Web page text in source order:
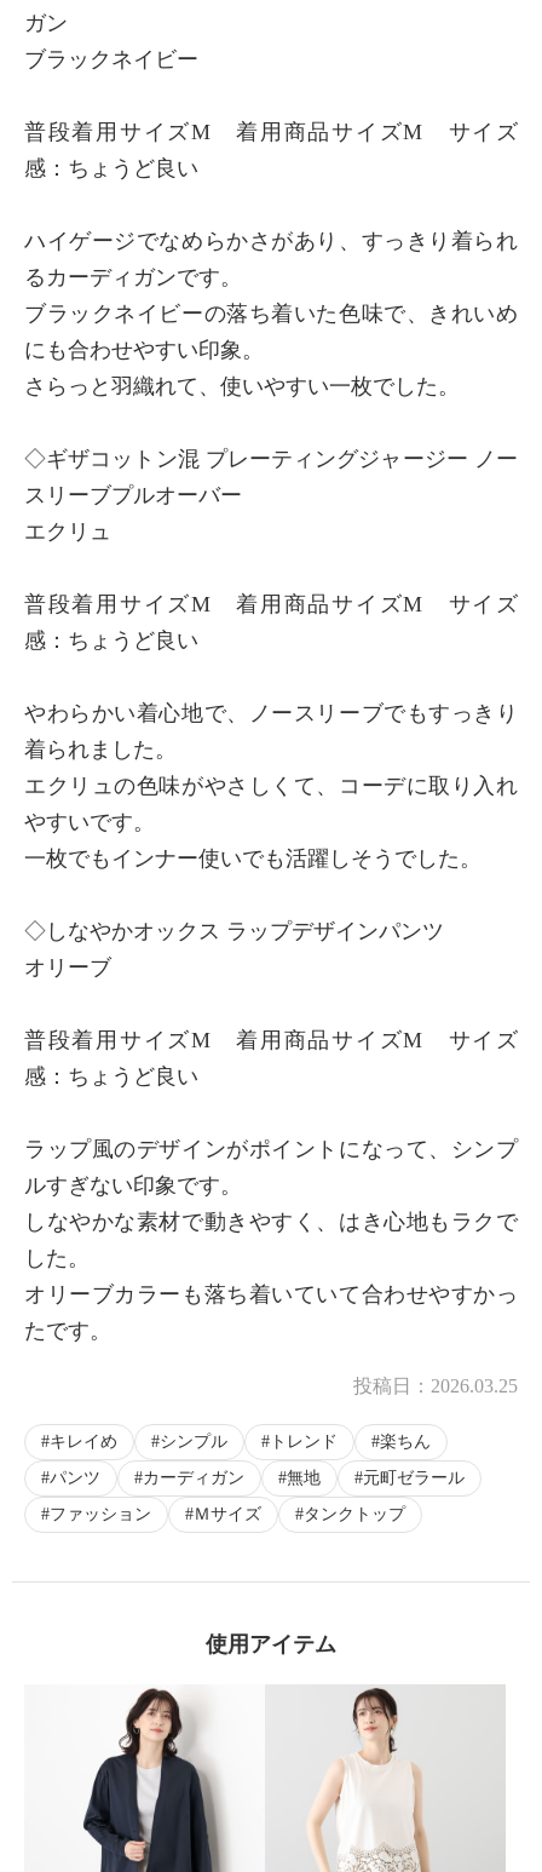
ガン
ブラックネイビー
普段着用サイズM 着用商品サイズM サイズ
感：ちょうど良い
ハイゲージでなめらかさがあり、すっきり着られ
るカーディガンです。
ブラックネイビーの落ち着いた色味で、きれいめ
にも合わせやすい印象。
さらっと羽織れて、使いやすい一枚でした。
◇ギザコットン混 プレーティングジャージー ノー
スリーブプルオーバー
エクリュ
普段着用サイズM 着用商品サイズM サイズ
感：ちょうど良い
やわらかい着心地で、ノースリーブでもすっきり
着られました。
エクリュの色味がやさしくて、コーデに取り入れ
やすいです。
一枚でもインナー使いでも活躍しそうでした。
◇しなやかオックス ラップデザインパンツ
オリーブ
普段着用サイズM 着用商品サイズM サイズ
感：ちょうど良い
ラップ風のデザインがポイントになって、シンプ
ルすぎない印象です。
しなやかな素材で動きやすく、はき心地もラクで
した。
オリーブカラーも落ち着いていて合わせやすかっ
たです。
投稿日： 2026.03.25
キレイめ シンプル トレンド
楽ちん
パンツ
カーディガン 無地
元町ゼラール
ファッション
Ｍサイズ タンクトップ
使用アイテム